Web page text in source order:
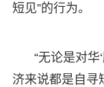
短见”的行为。
“无论是对华
济来说都是自寻